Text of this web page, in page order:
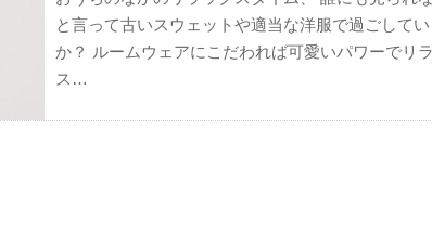
と言って古いスウェットや適当な洋服で過ごして
か？ ルームウェアにこだわれば可愛いパワーでリ
ス…